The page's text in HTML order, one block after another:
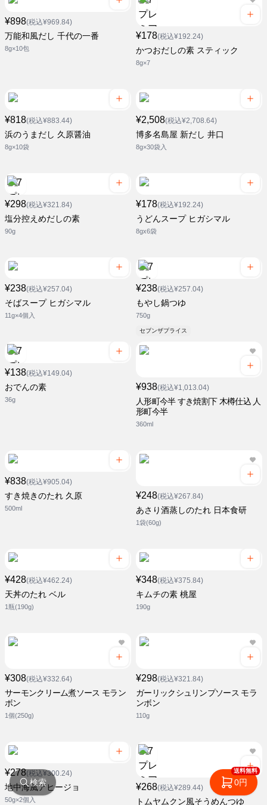
¥898(税込¥969.84)
万能和風だし 千代の一番
8g×10包
¥178(税込¥192.24)
かつおだしの素 スティック
8g×7
¥818(税込¥883.44)
浜のうまだし 久原醤油
8g×10袋
¥2,508(税込¥2,708.64)
博多名島屋 新だし 井口
8g×30袋入
¥298(税込¥321.84)
塩分控えめだしの素
90g
¥178(税込¥192.24)
うどんスープ ヒガシマル
8gx6袋
¥238(税込¥257.04)
そばスープ ヒガシマル
11g×4個入
¥238(税込¥257.04)
もやし鍋つゆ
750g
セブンザプライス
¥138(税込¥149.04)
おでんの素
36g
¥938(税込¥1,013.04)
人形町今半 すき焼割下 木樽仕込 人
形町今半
360ml
¥838(税込¥905.04)
すき焼きのたれ 久原
500ml
¥248(税込¥267.84)
あさり酒蒸しのたれ 日本食研
1袋(60g)
¥428(税込¥462.24)
天丼のたれ ベル
1瓶(190g)
¥348(税込¥375.84)
キムチの素 桃屋
190g
¥308(税込¥332.64)
サーモンクリーム煮ソース モラン
ボン
1個(250g)
¥298(税込¥321.84)
ガーリックシュリンプソース モラ
ンボン
110g
¥278(税込¥300.24)
地中海風アヒージョ
50g×2個入
¥268(税込¥289.44)
トムヤムクン風そうめんつゆ
検索
送料無料
0円